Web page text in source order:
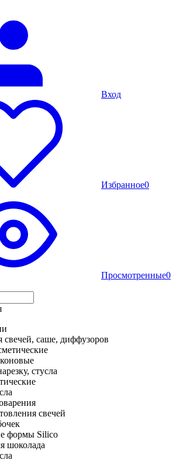
Вход
Избранное0
Просмотренные0
саше, диффузоров
стусла
свечей
формы Silico
шоколада